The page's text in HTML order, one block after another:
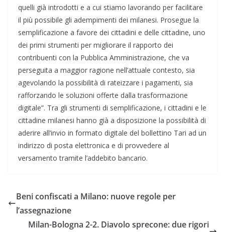
quelli già introdotti e a cui stiamo lavorando per facilitare
il più possibile gli adempimenti dei milanesi. Prosegue la
semplificazione a favore dei cittadini e delle cittadine, uno
dei primi strumenti per migliorare il rapporto dei
contribuenti con la Pubblica Amministrazione, che va
perseguita a maggior ragione nell’attuale contesto, sia
agevolando la possibilità di rateizzare i pagamenti, sia
rafforzando le soluzioni offerte dalla trasformazione
digitale”. Tra gli strumenti di semplificazione, i cittadini e le
cittadine milanesi hanno già a disposizione la possibilità di
aderire all’invio in formato digitale del bollettino Tari ad un
indirizzo di posta elettronica e di provvedere al
versamento tramite l’addebito bancario.
Beni confiscati a Milano: nuove regole per
l’assegnazione
Milan-Bologna 2-2. Diavolo sprecone: due rigori